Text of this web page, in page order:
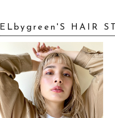
ELbygreen'S HAIR